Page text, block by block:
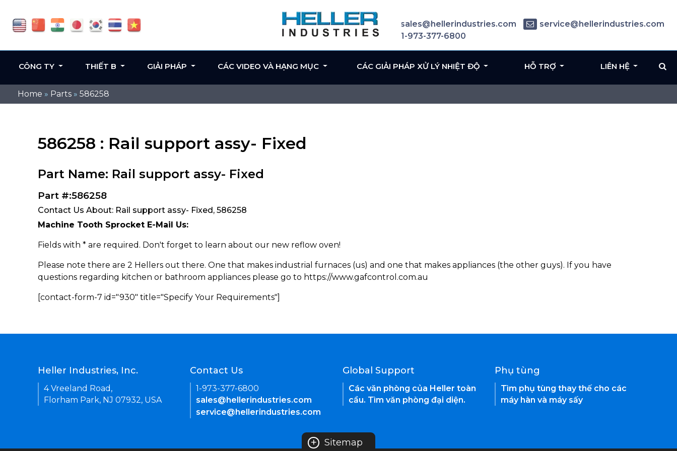
Home » Parts » 586258
586258 : Rail support assy- Fixed
Part Name: Rail support assy- Fixed
Part #:586258
Contact Us About: Rail support assy- Fixed, 586258
Machine Tooth Sprocket E-Mail Us:
Fields with * are required. Don't forget to learn about our new reflow oven!
Please note there are 2 Hellers out there. One that makes industrial furnaces (us) and one that makes appliances (the other guys). If you have
questions regarding kitchen or bathroom appliances please go to https://www.gafcontrol.com.au
[contact-form-7 id="930" title="Specify Your Requirements"]
sales@hellerindustries.com
service@hellerindustries.com
1-973-377-6800
CÔNG TY THIẾT B GIẢI PHÁP CÁC VIDEO VÀ HẠNG MỤC CÁC GIẢI PHÁP XỬ LÝ NHIỆT ĐỘ HỖ TRỢ LIÊN HỆ
Heller Industries, Inc.
4 Vreeland Road,
Florham Park, NJ 07932, USA
Contact Us
1-973-377-6800
sales@hellerindustries.com
service@hellerindustries.com
Global Support
Các văn phòng của Heller toàn
cầu. Tìm văn phòng đại diện.
Phụ tùng
Tìm phụ tùng thay thế cho các
máy hàn và máy sấy
+ Sitemap